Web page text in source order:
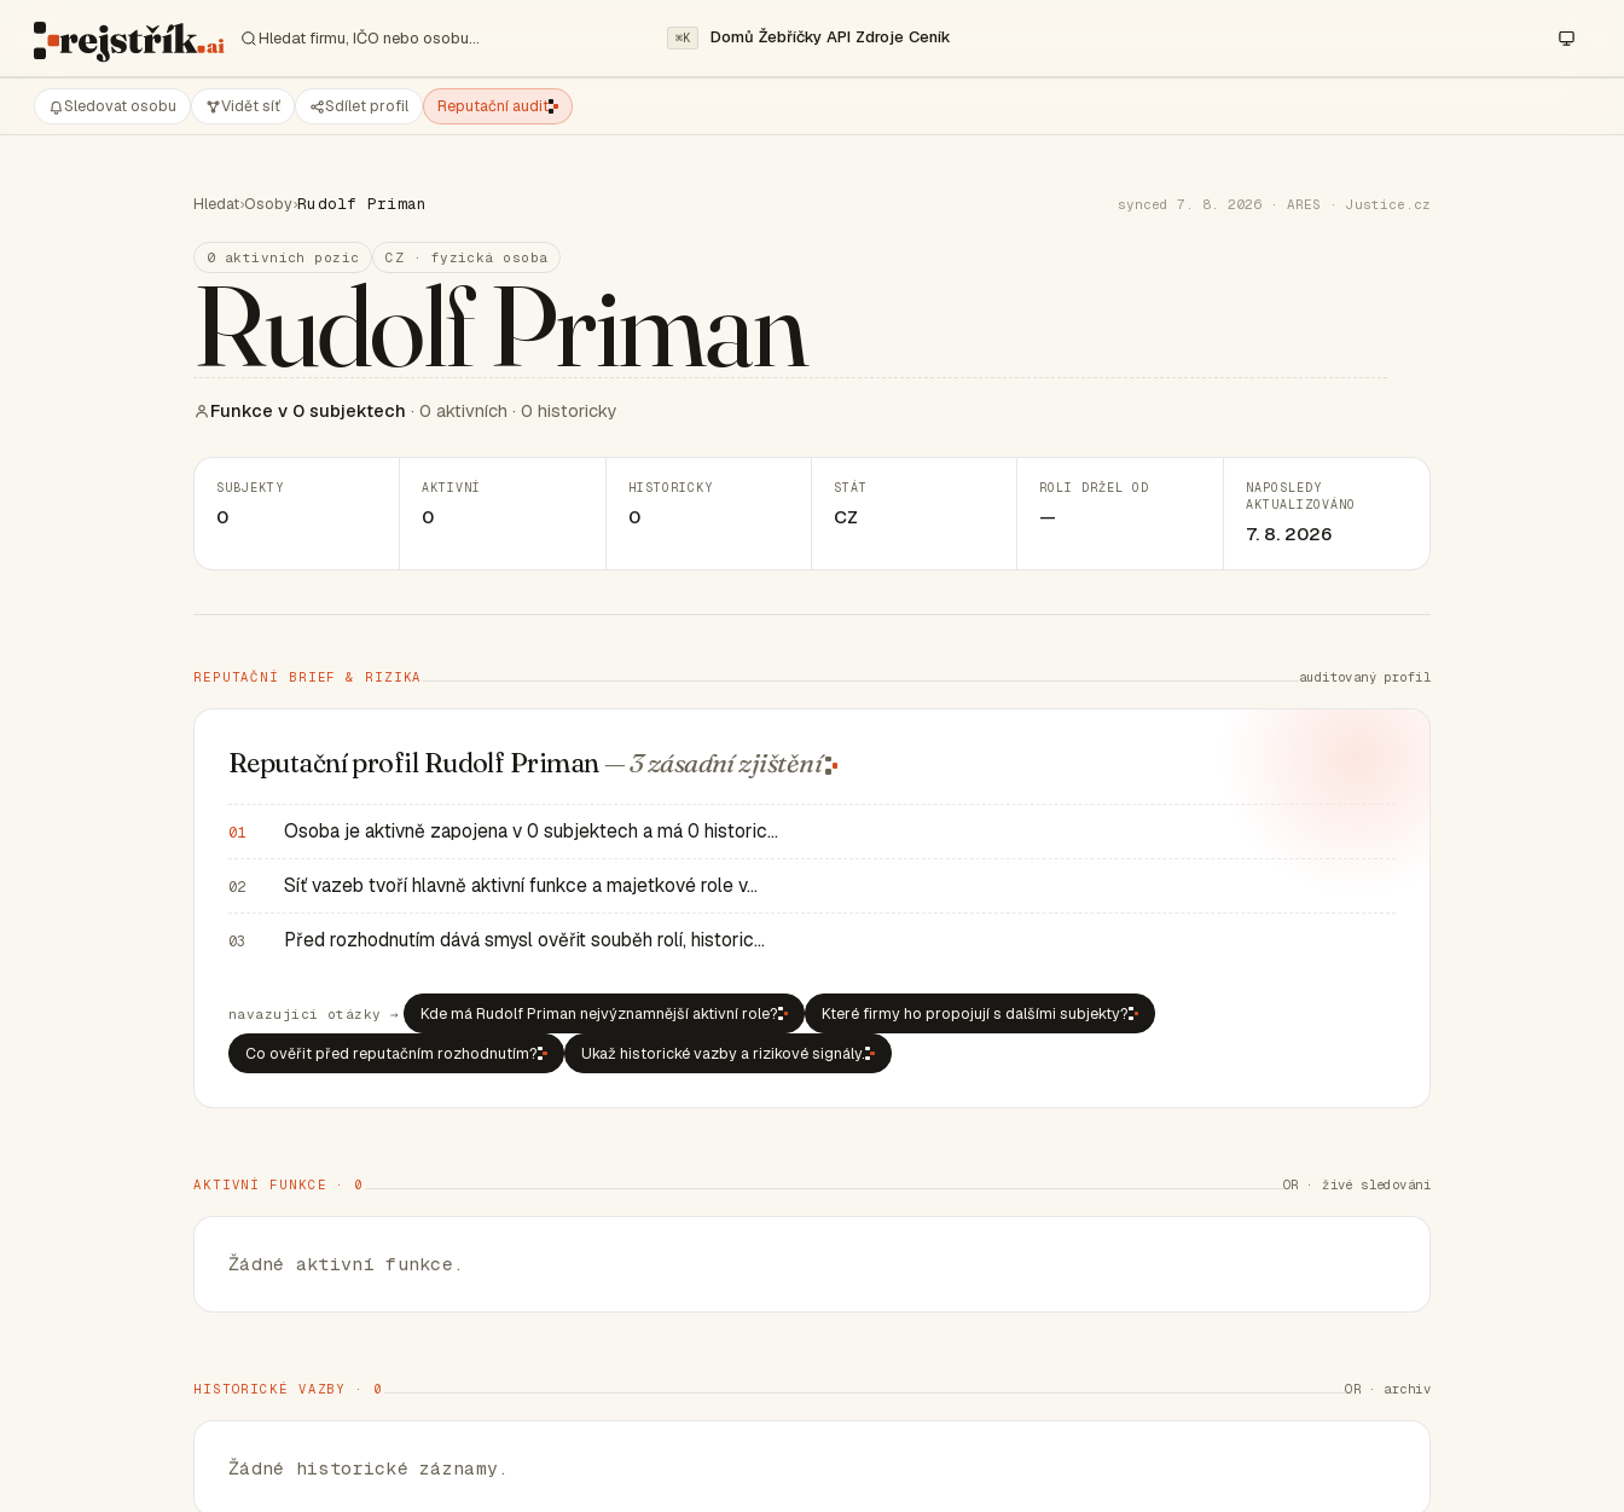
Hledat firmu, IČO nebo osobu… ⌘K Domů Žebříčky API Zdroje Ceník
Sledovat osobu Vidět síť Sdílet profil Reputační audit
Hledat›Osoby›Rudolf Priman synced 7. 8. 2026 · ARES · Justice.cz
0 aktivních pozic CZ · fyzická osoba
Rudolf Priman
Funkce v 0 subjektech · 0 aktivních · 0 historicky
SUBJEKTY
0
AKTIVNÍ
0
HISTORICKY
0
STÁT
CZ
ROLI DRŽEL OD
—
NAPOSLEDY
AKTUALIZOVÁNO
7. 8. 2026
REPUTAČNÍ BRIEF & RIZIKA auditovaný profil
Reputační profil Rudolf Priman— 3 zásadnízjištění
01 Osoba je aktivně zapojena v 0 subjektech a má 0 historic…
02 Síť vazeb tvoří hlavně aktivní funkce a majetkové role v…
03 Před rozhodnutím dává smysl ověřit souběh rolí, historic…
navazující otázky → Kde má Rudolf Priman nejvýznamnější aktivní role?
Které firmy ho propojují s dalšími subjekty?
Co ověřit před reputačním rozhodnutím?
Ukaž historické vazby a rizikové signály.
AKTIVNÍ FUNKCE · 0 OR · živé sledování
Žádné aktivní funkce.
HISTORICKÉ VAZBY · 0 OR · archiv
Žádné historické záznamy.